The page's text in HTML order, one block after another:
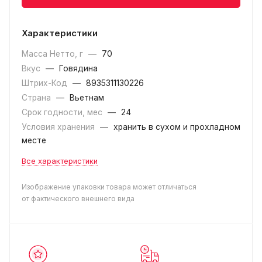
Характеристики
Масса Нетто, г —
70
Вкус
—
Говядина
Штрих-Код
— 8935311130226
Страна
—
Вьетнам
Срок годности, мес
— 24
Условия хранения
— хранить в сухом и прохладном
месте
Все характеристики
Изображение упаковки товара может отличаться
от фактического внешнего вида